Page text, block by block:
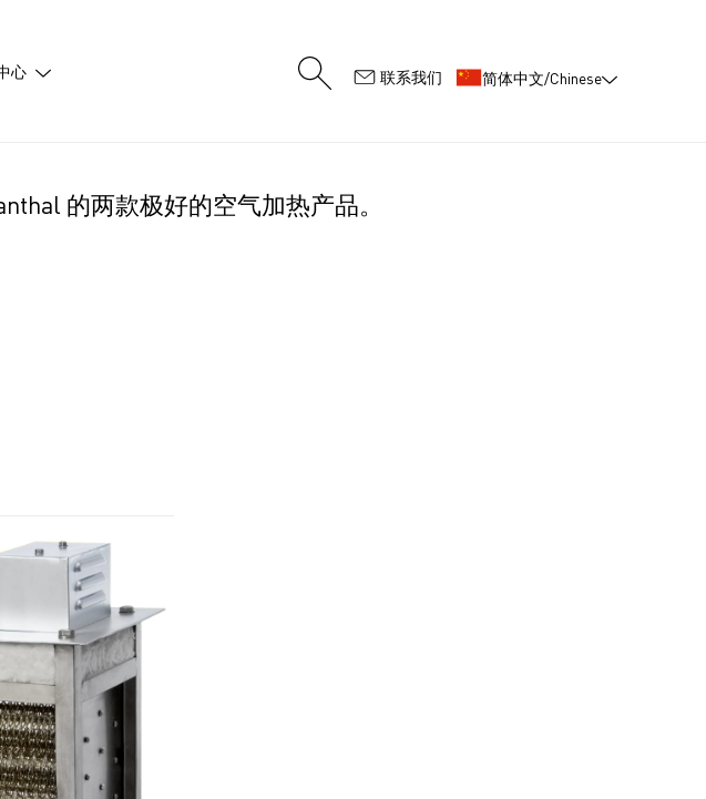
心 : 联系我们 简体中文/Chinese
的两款极好的空气加热产品。